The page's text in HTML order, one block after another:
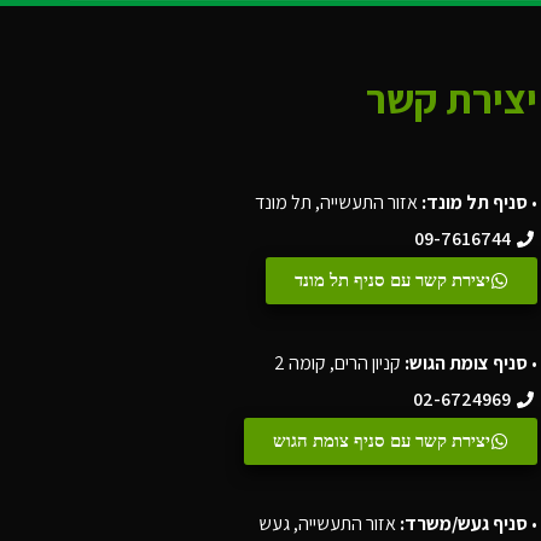
יצירת קשר
•סניף תל מונד:אזור התעשייה, תל מונד
09-7616744
יצירת קשר עם סניף תל מונד
•סניף צומת הגוש: קניון הרים, קומה 2
02-6724969
יצירת קשר עם סניף צומת הגוש
•סניף געש/משרד:אזור התעשייה, געש